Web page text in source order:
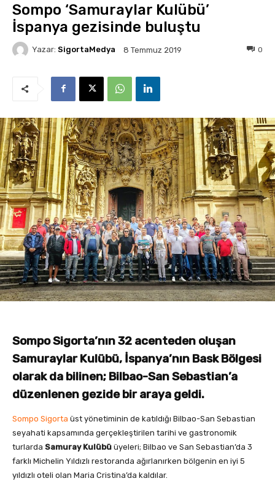
Sompo ‘Samuraylar Kulübü’
İspanya gezisinde buluştu
Yazar: SigortaMedya 8 Temmuz 2019 0
Sompo Sigorta’nın 32 acenteden oluşan
Samuraylar Kulübü, İspanya’nın Bask Bölgesi
olarak da bilinen; Bilbao-San Sebastian’a
düzenlenen gezide bir araya geldi.
Sompo Sigorta üst yönetiminin de katıldığı Bilbao-San Sebastian
seyahati kapsamında gerçekleştirilen tarihi ve gastronomik
turlarda Samuray Kulübü üyeleri; Bilbao ve San Sebastian’da 3
farklı Michelin Yıldızlı restoranda ağırlanırken bölgenin en iyi 5
yıldızlı oteli olan Maria Cristina’da kaldılar.